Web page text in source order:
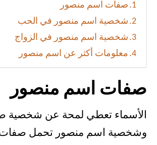
صفات اسم منصور
شخصية اسم منصور في الحب
شخصية اسم منصور في الزواج
معلومات أكثر عن اسم منصور
صفات اسم منصور
الأسماء تعطي لمحة عن شخصية
وشخصية اسم منصور تحمل صفات